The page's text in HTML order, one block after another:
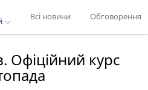
Всі новини Обговорення
Офіційний курс